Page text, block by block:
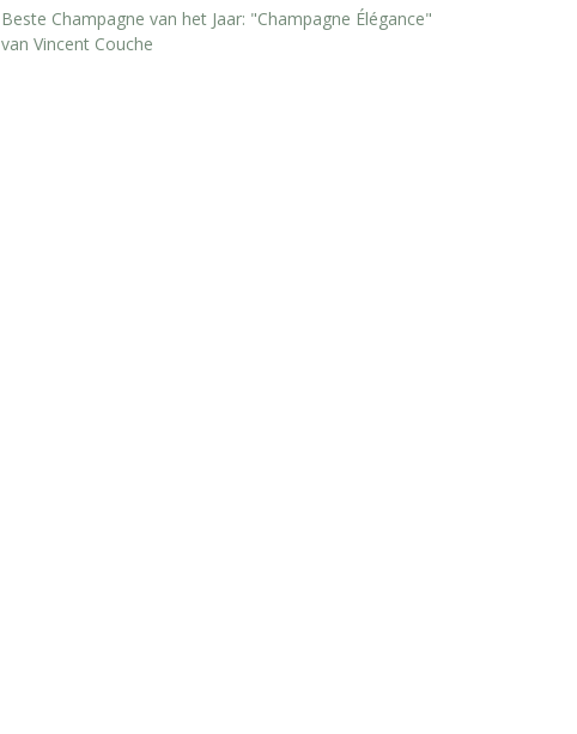
Beste Champagne van het Jaar: "Champagne Élégance"
van Vincent Couche